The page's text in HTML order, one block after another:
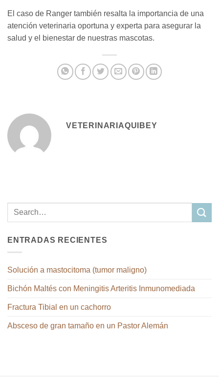
El caso de Ranger también resalta la importancia de una
atención veterinaria oportuna y experta para asegurar la
salud y el bienestar de nuestras mascotas.
VETERINARIAQUIBEY
ENTRADAS RECIENTES
Solución a mastocitoma (tumor maligno)
Bichón Maltés con Meningitis Arteritis Inmunomediada
Fractura Tibial en un cachorro
Absceso de gran tamaño en un Pastor Alemán